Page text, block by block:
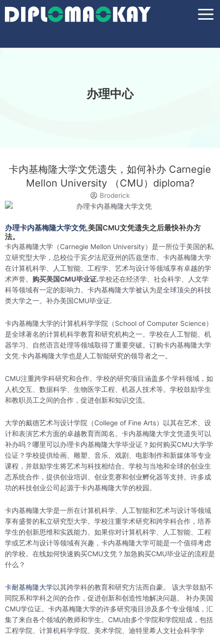
Main
办理中心
卡内基梅隆大学文凭遗失，如何补办 Carnegie
Mellon University （CMU）diploma?
Broderick
办理卡内基梅隆大学文凭,美国CMU文凭遗失之后最快补办方
法。
卡内基梅隆大学（Carnegie Mellon University）是一所位于美国的私
立研究型大学，总校位于宾夕法尼亚州的匹兹堡市。卡内基梅隆大学
在计算机科学、人工智能、工程学、艺术与设计等领域享有卓越的学
术声誉。 购买美国CMU毕业证.学校还在经济学、社会科学、人文学
科等领域有一定的影响力。卡内基梅隆大学被认为是全球顶尖的科技
类大学之一。补办美国CMU毕业证.
卡内基梅隆大学的计算机科学学院（School of Computer Science）
是全球著名的计算机科学教育和研究机构之一。学校在人工智能、机
器学习、自然语言处理等领域取得了重要突破。订购卡内基梅隆大学
文凭.卡内基梅隆大学也是人工智能研究的领导者之一。
CMU注重跨学科研究和合作。学校的研究项目涵盖多个学科领域，如
人机交互、数据科学、生物医学工程、机器人技术等。学校鼓励学生
和教职员工之间的合作，促进创新和知识交流。
大学的戴德艺术与设计学院（College of Fine Arts）以其在艺术、设
计和表演艺术方面的卓越教育而闻名。卡内基梅隆大学文凭遗失可以
补办吗？哪里可以办理卡内基梅隆大学毕业证？如何购买CMU大学学
位证？学校提供绘画、雕塑、音乐、戏剧、电影制作和新媒体等专业
课程，并鼓励学生将艺术与科技相结合。学校与当地和全球的创业生
态系统合作，提供创业培训、创业竞赛和创业孵化器等支持。许多成
功的科技创业公司起源于卡内基梅隆大学的校园。
卡内基梅隆大学是一所在计算机科学、人工智能和艺术与设计等领域
享有盛誉的私立研究型大学。学校注重学术研究和跨学科合作，培养
学生的创新思维和实践能力。如果你对计算机科学、人工智能、工程
学或艺术与设计等领域有兴趣，卡内基梅隆大学可能是一个值得考虑
的学校。在线如何快速购买CMU文凭？加急购买CMU毕业证的流程是
什么？
卡耐基梅隆大学以其跨学科的教育和研究方法而自豪。 该大学鼓励不
同院系和学科之间的合作，促进创新和创造性地解决问题。 补办美国
CMU学位证。卡内基梅隆大学的许多研究项目涉及多个专业领域，汇
集了来自各个领域的教师和学生。CMU由多个学院和学院组成，包括
工程学院、计算机科学学院、美术学院、迪特里希人文社会科学学